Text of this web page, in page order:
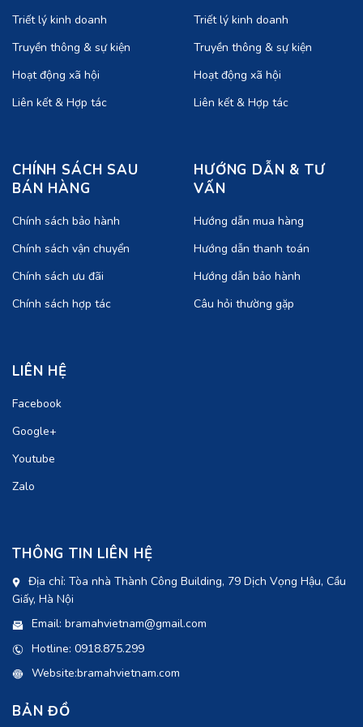
Triết lý kinh doanh
Truyền thông & sự kiện
Hoạt động xã hội
Liên kết & Hợp tác
Triết lý kinh doanh
Truyền thông & sự kiện
Hoạt động xã hội
Liên kết & Hợp tác
CHÍNH SÁCH SAU
BÁN HÀNG
Chính sách bảo hành
Chính sách vận chuyển
Chính sách ưu đãi
Chính sách hợp tác
HƯỚNG DẪN & TƯ
VẤN
Hướng dẫn mua hàng
Hướng dẫn thanh toán
Hướng dẫn bảo hành
Câu hỏi thường gặp
LIÊN HỆ
Facebook
Google+
Youtube
Zalo
THÔNG TIN LIÊN HỆ
Địa chỉ: Tòa nhà Thành Công Building, 79 Dịch Vọng Hậu, Cầu
Giấy, Hà Nội
Email: bramahvietnam@gmail.com
Hotline: 0918.875.299
Website:bramahvietnam.com
BẢN ĐỒ